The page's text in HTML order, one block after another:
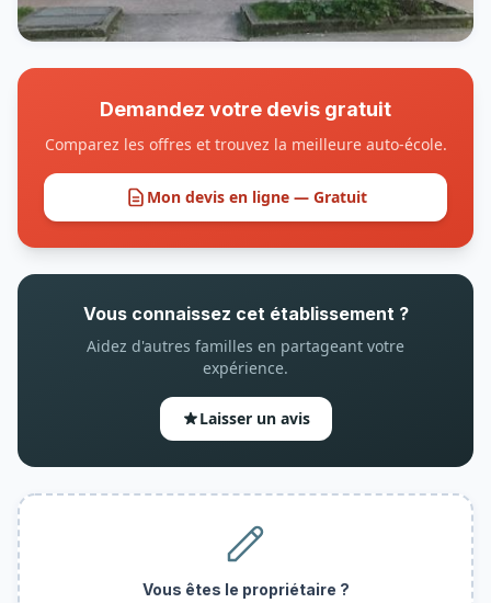
Demandez votre devis gratuit
Comparez les offres et trouvez la meilleure auto-école.
Mon devis en ligne — Gratuit
Vous connaissez cet établissement ?
Aidez d'autres familles en partageant votre
expérience.
Laisser un avis
Vous êtes le propriétaire ?